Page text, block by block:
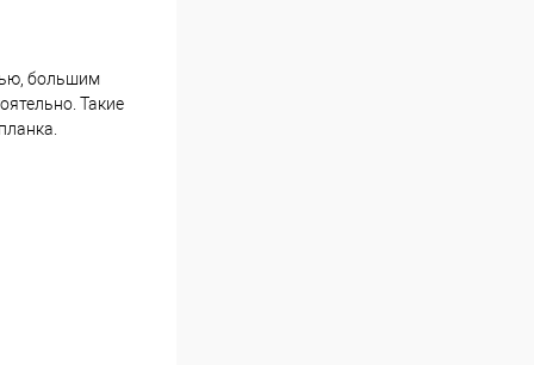
большим
Такие